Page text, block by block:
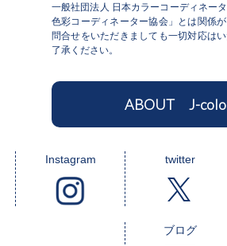
一般社団法人 日本カラーコーディネー
色彩コーディネーター協会」とは関係
問合せをいただきましても一切対応は
了承ください。
ABOUT J-
Instagram twitter
ブログ